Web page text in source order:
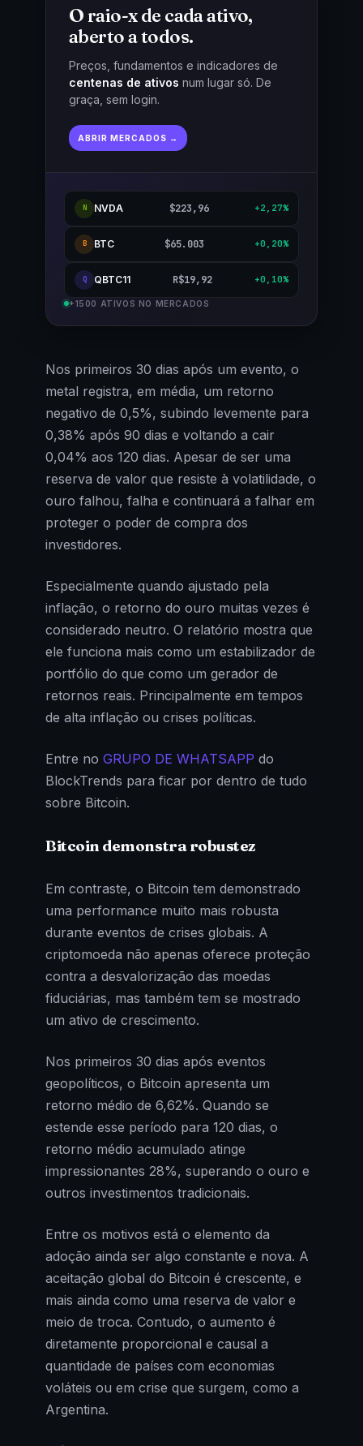
O raio-x de cada ativo,
aberto a todos.
Preços, fundamentos e indicadores de
centenas de ativos num lugar só. De
graça, sem login.
ABRIR MERCADOS →
N NVDA $223,96 +2,27%
B BTC $65.003 +0,20%
Q QBTC11 R$19,92 +0,10%
+1500 ATIVOS NO MERCADOS
Nos primeiros 30 dias após um evento, o
metal registra, em média, um retorno
negativo de 0,5%, subindo levemente para
0,38% após 90 dias e voltando a cair
0,04% aos 120 dias. Apesar de ser uma
reserva de valor que resiste à volatilidade, o
ouro falhou, falha e continuará a falhar em
proteger o poder de compra dos
investidores.
Especialmente quando ajustado pela
inflação, o retorno do ouro muitas vezes é
considerado neutro. O relatório mostra que
ele funciona mais como um estabilizador de
portfólio do que como um gerador de
retornos reais. Principalmente em tempos
de alta inflação ou crises políticas.
Entre no GRUPO DE WHATSAPP do
BlockTrends para ficar por dentro de tudo
sobre Bitcoin.
Bitcoin demonstra robustez
Em contraste, o Bitcoin tem demonstrado
uma performance muito mais robusta
durante eventos de crises globais. A
criptomoeda não apenas oferece proteção
contra a desvalorização das moedas
fiduciárias, mas também tem se mostrado
um ativo de crescimento.
Nos primeiros 30 dias após eventos
geopolíticos, o Bitcoin apresenta um
retorno médio de 6,62%. Quando se
estende esse período para 120 dias, o
retorno médio acumulado atinge
impressionantes 28%, superando o ouro e
outros investimentos tradicionais.
Entre os motivos está o elemento da
adoção ainda ser algo constante e nova. A
aceitação global do Bitcoin é crescente, e
mais ainda como uma reserva de valor e
meio de troca. Contudo, o aumento é
diretamente proporcional e causal a
quantidade de países com economias
voláteis ou em crise que surgem, como a
Argentina.